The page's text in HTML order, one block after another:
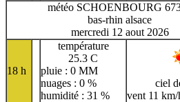
météo SCHOENBOURG
bas-rhin alsace
mercredi 12 aout 2026
18 h
température
25.3 C
pluie : 0 MM
nuages : 0 %
humidité : 31 %
ciel
vent 11